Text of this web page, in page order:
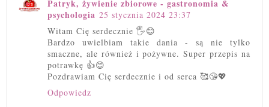
Patryk, żywienie zbiorowe - gastronomia &
psychologia 25 stycznia 2024 23:37
Witam Cię serdecznie 🖐😊
Bardzo uwielbiam takie dania - są nie tylko
smaczne, ale również i pożywne. Super przepis na
potrawkę 👍😊
Pozdrawiam Cię serdecznie i od serca 🥰😘💖
Odpowiedz